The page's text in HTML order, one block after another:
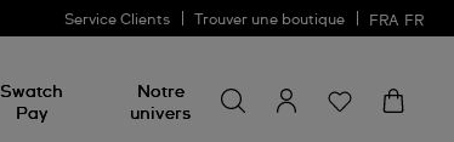
Service Clients Trouver une boutique FRA FR
Swatch
Pay
Notre
univers
un
produit